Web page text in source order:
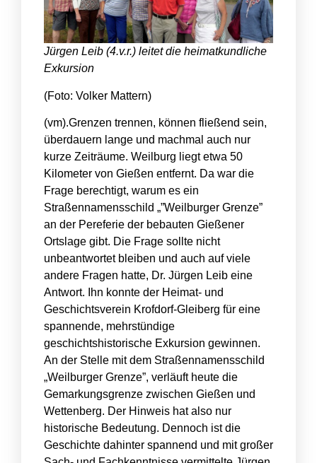
Jürgen Leib (4.v.r.) leitet die heimatkundliche
Exkursion
(Foto: Volker Mattern)
(vm).Grenzen trennen, können fließend sein,
überdauern lange und machmal auch nur
kurze Zeiträume. Weilburg liegt etwa 50
Kilometer von Gießen entfernt. Da war die
Frage berechtigt, warum es ein
Straßennamensschild „”Weilburger Grenze”
an der Pereferie der bebauten Gießener
Ortslage gibt. Die Frage sollte nicht
unbeantwortet bleiben und auch auf viele
andere Fragen hatte, Dr. Jürgen Leib eine
Antwort. Ihn konnte der Heimat- und
Geschichtsverein Krofdorf-Gleiberg für eine
spannende, mehrstündige
geschichtshistorische Exkursion gewinnen.
An der Stelle mit dem Straßennamensschild
„Weilburger Grenze”, verläuft heute die
Gemarkungsgrenze zwischen Gießen und
Wettenberg. Der Hinweis hat also nur
historische Bedeutung. Dennoch ist die
Geschichte dahinter spannend und mit großer